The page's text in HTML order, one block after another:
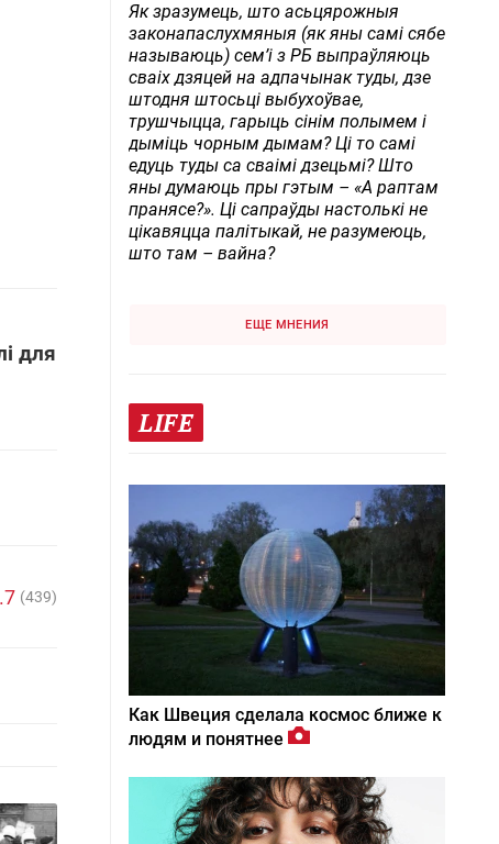
для
(439)
Як зразумець, што асьцярожныя
законапаслухмяныя (як яны самі сябе
называюць) сем’і з РБ выпраўляюць
сваіх дзяцей на адпачынак туды, дзе
штодня штосьці выбухоўвае,
трушчыцца, гарыць сінім полымем і
дыміць чорным дымам? Ці то самі
едуць туды са сваімі дзецьмі? Што
яны думаюць пры гэтым – «А раптам
пранясе?». Ці сапраўды настолькі не
цікавяцца палітыкай, не разумеюць,
што там – вайна?
ЕЩЕ МНЕНИЯ
LIFE
Как Швеция сделала космос ближе к
людям и понятнее